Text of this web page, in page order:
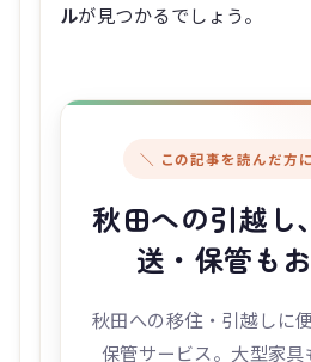
ルが見つかるでしょう。
＼ この記事を読んだ方
秋田への引越し
送・保管も
秋田への移住・引越しに
保管サービス。大型家